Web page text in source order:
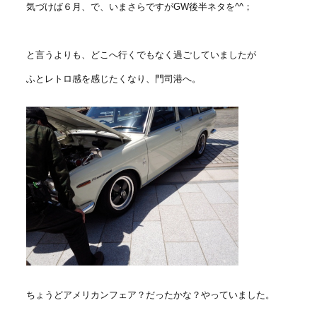
気づけば６月、で、いまさらですがGW後半ネタを^^；
と言うよりも、どこへ行くでもなく過ごしていましたが
ふとレトロ感を感じたくなり、門司港へ。
ちょうどアメリカンフェア？だったかな？やっていました。